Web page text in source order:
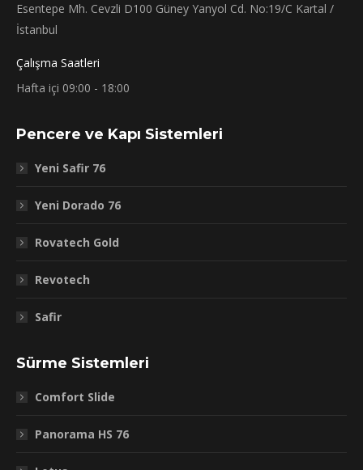
Esentepe Mh. Cevzli D100 Güney Yanyol Cd. No:19/C Kartal /
İstanbul
Çalışma Saatleri
Hafta içi 09:00 - 18:00
Pencere ve Kapı Sistemleri
Yeni Safir 76
Yeni Dorado 76
Rovatech Gold
Revotech
Safir
Sürme Sistemleri
Comfort Slide
Panorama HS 76